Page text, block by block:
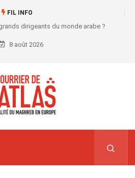
FIL INFO
dirigeants du monde arabe ?
8 août 2026